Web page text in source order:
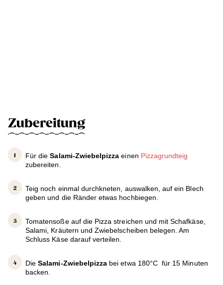
Zubereitung
Für dieSalami-Zwiebelpizza einen Pizzagrundteig
zubereiten.
Teig noch einmal durchkneten, auswalken, auf ein Blech
geben und die Ränder etwas hochbiegen.
Tomatensoße auf die Pizza streichen und mit Schafkäse,
Salami, Kräutern und Zwiebelscheiben belegen. Am
Schluss Käse darauf verteilen.
Die Salami-Zwiebelpizza bei etwa 180°C für 15 Minuten
backen.